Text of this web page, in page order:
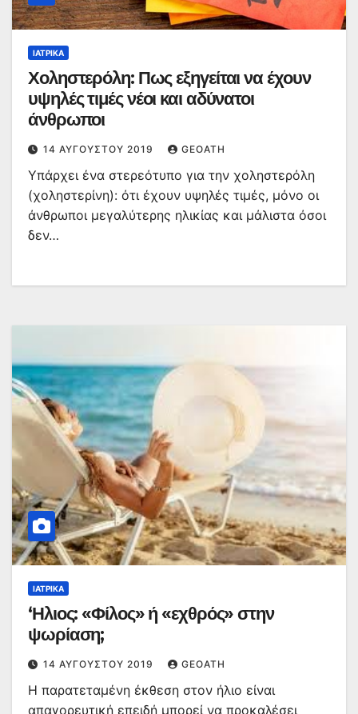
ΙΑΤΡΙΚΆ
Χοληστερόλη: Πως εξηγείται να έχουν
υψηλές τιμές νέοι και αδύνατοι
άνθρωποι
14 ΑΥΓΟΎΣΤΟΥ 2019 GEOATH
Υπάρχει ένα στερεότυπο για την χοληστερόλη
(χοληστερίνη): ότι έχουν υψηλές τιμές, μόνο οι
άνθρωποι μεγαλύτερης ηλικίας και μάλιστα όσοι
δεν…
ΙΑΤΡΙΚΆ
‘Ηλιος: «Φίλος» ή «εχθρός» στην
ψωρίαση;
14 ΑΥΓΟΎΣΤΟΥ 2019 GEOATH
Η παρατεταμένη έκθεση στον ήλιο είναι
απαγορευτική επειδή μπορεί να προκαλέσει